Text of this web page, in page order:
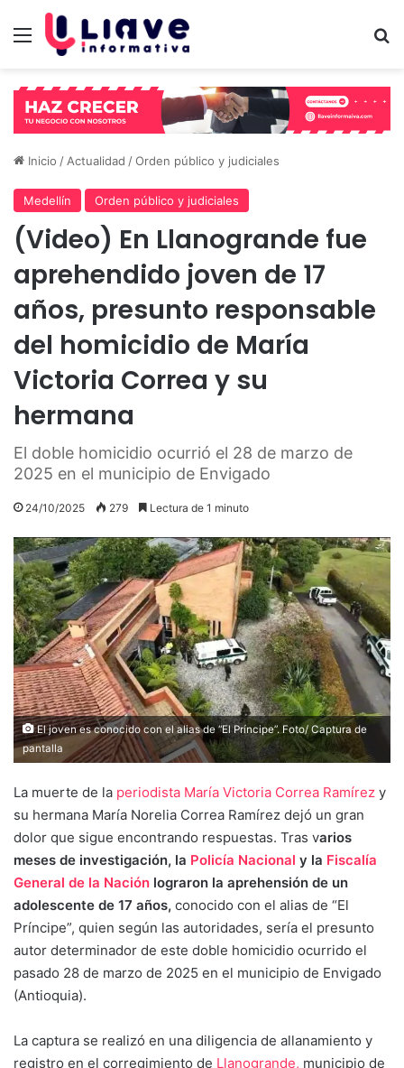
Menú
Inicio / Actualidad /Orden público y judiciales
Medellín Orden público y judiciales
(Video) En Llanogrande fue
aprehendido joven de 17
años, presunto responsable
del homicidio de María
Victoria Correa y su
hermana
El doble homicidio ocurrió el 28 de marzo de
2025 en el municipio de Envigado
24/10/2025 279 Lectura de 1 minuto
El joven es conocido con el alias de “El Príncipe”. Foto/ Captura de
pantalla
La muerte de la periodista María Victoria Correa Ramírez y
su hermana María Norelia Correa Ramírez dejó un gran
dolor que sigue encontrando respuestas. Tras varios
meses de investigación, la Policía Nacional y la Fiscalía
General de la Nación lograron la aprehensión de un
adolescente de 17 años, conocido con el alias de “El
Príncipe”, quien según las autoridades, sería el presunto
autor determinador de este doble homicidio ocurrido el
pasado 28 de marzo de 2025 en el municipio de Envigado
(Antioquia).
La captura se realizó en una diligencia de allanamiento y
registro en el corregimiento de Llanogrande, municipio de